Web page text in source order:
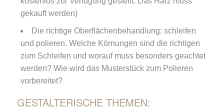
gekauft werden)
Die richtige Oberflächenbehandlung: schleifen
und polieren. Welche Körnungen sind die richtigen
zum Schleifen und worauf muss besonders geachtet
werden? Wie wird das Musterstück zum Polieren
vorbereitet?
GESTALTERISCHE THEMEN: